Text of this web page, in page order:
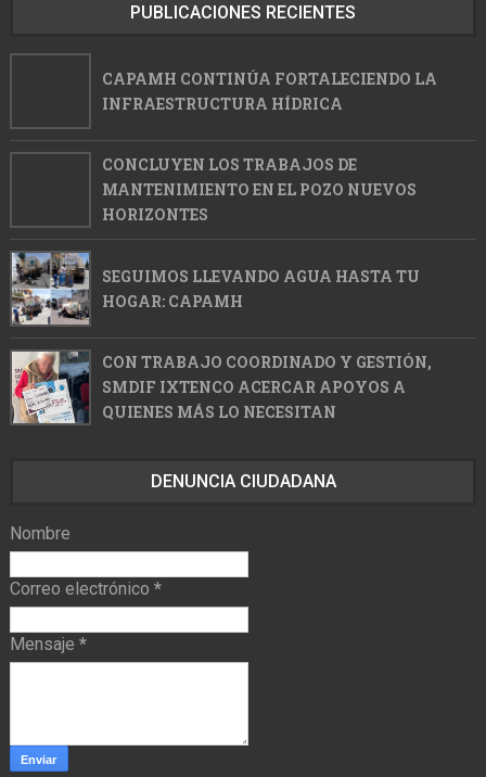
PUBLICACIONES RECIENTES
CAPAMH CONTINÚA FORTALECIENDO LA
INFRAESTRUCTURA HÍDRICA
CONCLUYEN LOS TRABAJOS DE
MANTENIMIENTO EN EL POZO NUEVOS
HORIZONTES
SEGUIMOS LLEVANDO AGUA HASTA TU
HOGAR: CAPAMH
CON TRABAJO COORDINADO Y GESTIÓN,
SMDIF IXTENCO ACERCAR APOYOS A
QUIENES MÁS LO NECESITAN
DENUNCIA CIUDADANA
Nombre
Correo electrónico *
Mensaje *